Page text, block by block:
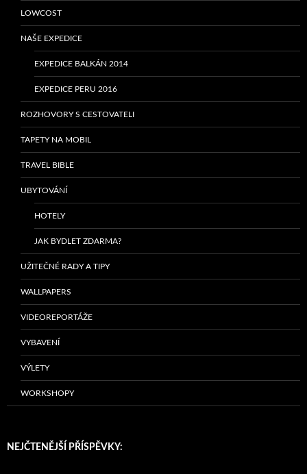
LOWCOST
NAŠE EXPEDICE
EXPEDICE BALKÁN 2014
EXPEDICE PERU 2016
ROZHOVORY S CESTOVATELI
TAPETY NA MOBIL
TRAVEL BIBLE
UBYTOVÁNÍ
HOTELY
JAK BYDLET ZDARMA?
UŽITEČNÉ RADY A TIPY
WALLPAPERS
VIDEOREPORTÁŽE
VYBAVENÍ
VÝLETY
WORKSHOPY
NEJČTENĚJŠÍ PŘÍSPĚVKY: